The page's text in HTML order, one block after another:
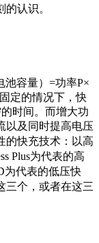
认识。
池容量）=功率P×
定的情况下，快
时间。而增大功
以及同时提高电压
的快充技术：以高
Plus为代表的高
为代表的低压快
三个，或者在这三